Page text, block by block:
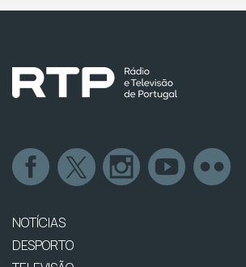
NOTÍCIAS
DESPORTO